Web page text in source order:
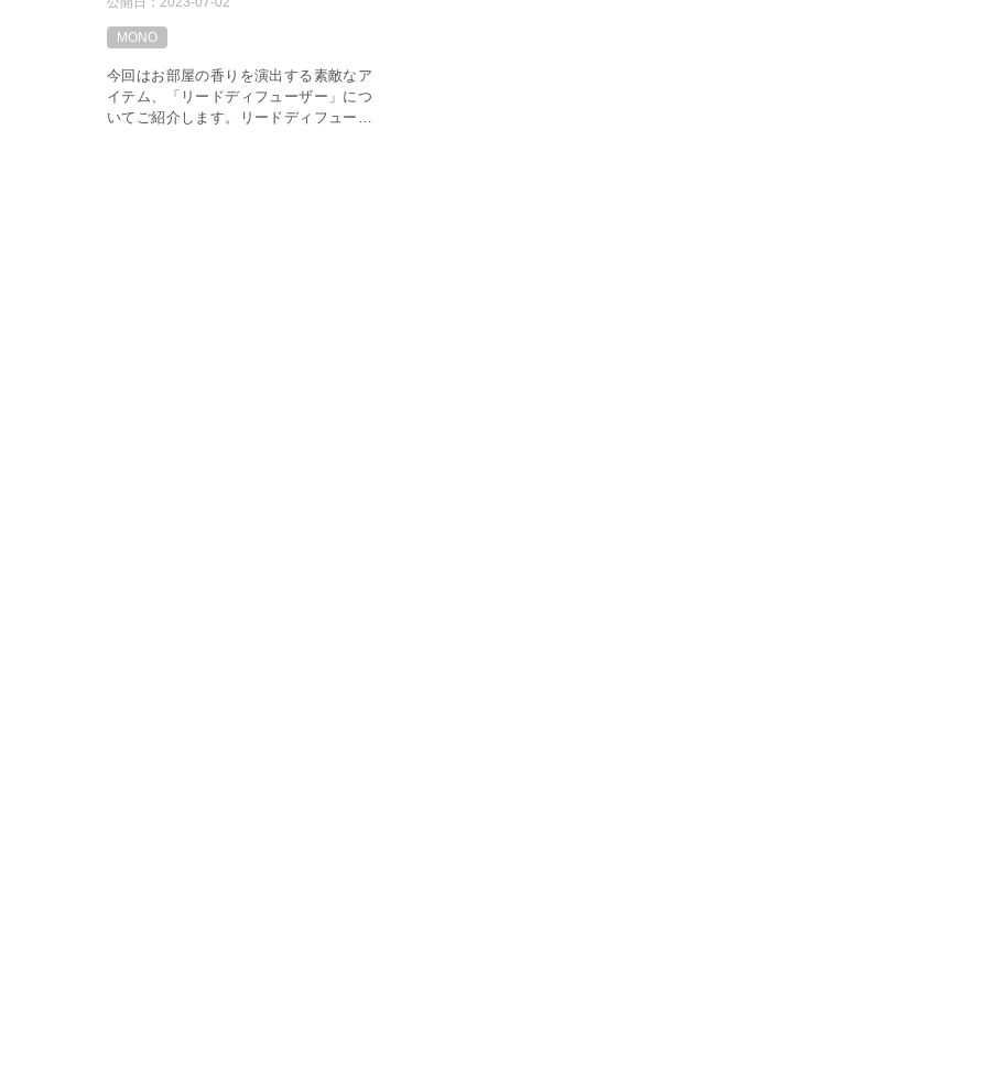
MONO
今回はお部屋の香りを演出する素敵なア
イテム、「リードディフューザー」につ
いてご紹介します。リードディフューザ